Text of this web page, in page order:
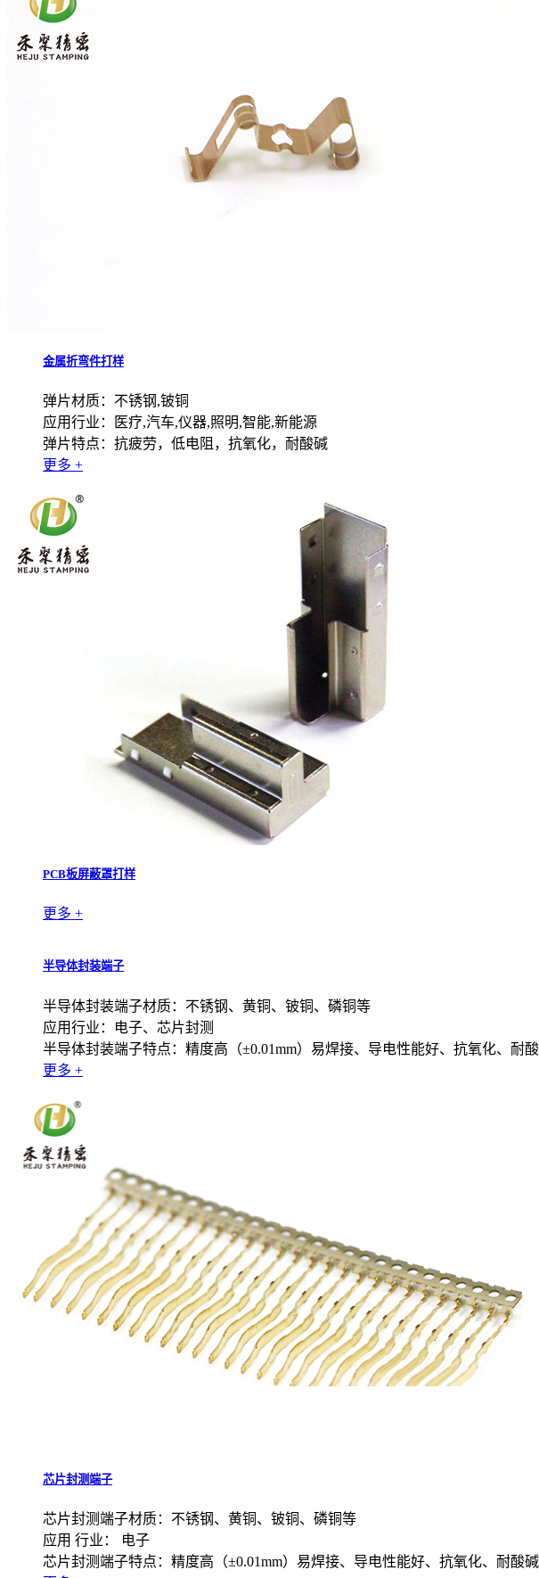
金属折弯件打样
弹片材质：不锈钢,铍铜
应用行业：医疗,汽车,仪器,照明,智能,新能源
弹片特点：抗疲劳，低电阻，抗氧化，耐酸碱
更多 +
PCB板屏蔽罩打样
更多 +
半导体封装端子
半导体封装端子材质：不锈钢、黄铜、铍铜、磷铜等
应用行业：电子、芯片封测
半导体封装端子特点：精度高（±0.01mm）易焊接、导电性能好、抗氧化、耐酸
更多 +
芯片封测端子
芯片封测端子材质：不锈钢、黄铜、铍铜、磷铜等
应用 行业： 电子
芯片封测端子特点：精度高（±0.01mm）易焊接、导电性能好、抗氧化、耐酸碱